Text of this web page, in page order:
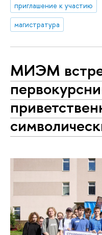
приглашение к участию
магистратура
МИЭМ